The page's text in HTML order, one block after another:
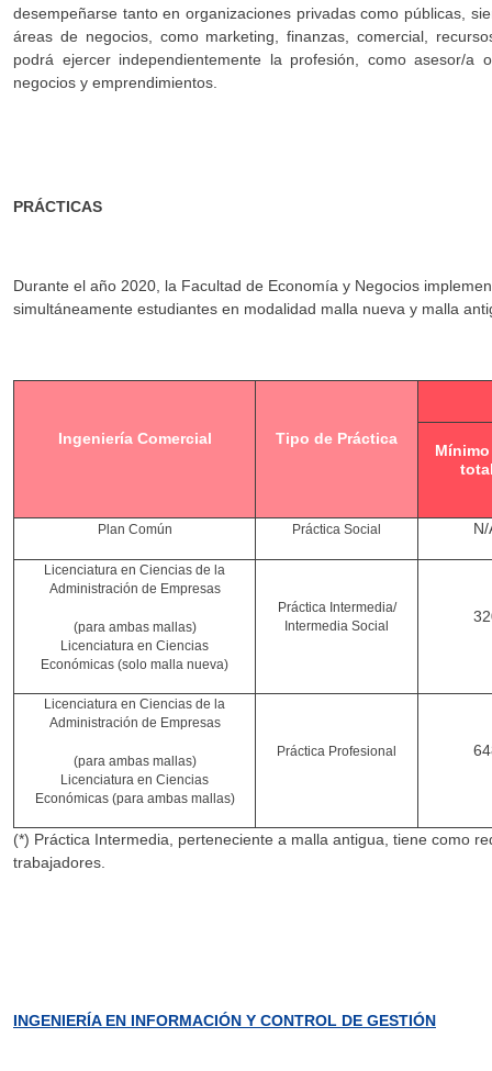
desempeñarse tanto en organizaciones privadas como públicas,
áreas de negocios, como marketing, finanzas, comercial,
podrá ejercer independientemente la profesión, como asesor/
negocios y emprendimientos.
PRÁCTICAS
Durante el año 2020, la Facultad de Economía y Negocios
simultáneamente estudiantes en modalidad malla nueva y malla
Ingeniería Comercial Tipo de Práctica
Plan Común Práctica Social N/
Licenciatura en Ciencias de la
Administración de Empresas
(para ambas mallas)
Licenciatura en Ciencias
Económicas (solo malla nueva)
Práctica Intermedia/
Intermedia Social
Licenciatura en Ciencias de la
Administración de Empresas
(para ambas mallas)
Licenciatura en Ciencias
Económicas (para ambas mallas)
Práctica Profesional
(*) Práctica Intermedia, perteneciente a malla antigua, tiene como
trabajadores.
INGENIERÍA EN INFORMACIÓN Y CONTROL DE GESTIÓN